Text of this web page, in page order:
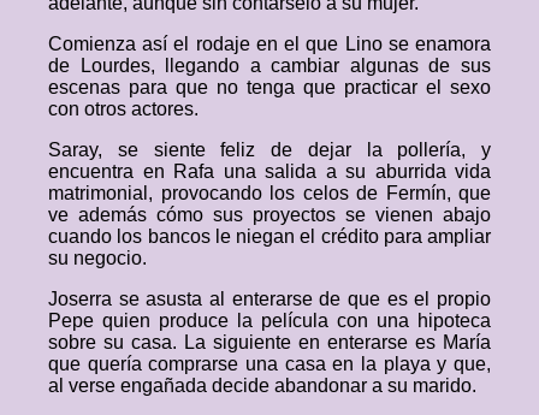
Comienza así el rodaje en el que Lino se enamora
de Lourdes, llegando a cambiar algunas de sus
escenas para que no tenga que practicar el sexo
con otros actores.
Saray, se siente feliz de dejar la pollería, y
encuentra en Rafa una salida a su aburrida vida
matrimonial, provocando los celos de Fermín, que
ve además cómo sus proyectos se vienen abajo
cuando los bancos le niegan el crédito para ampliar
su negocio.
Joserra se asusta al enterarse de que es el propio
Pepe quien produce la película con una hipoteca
sobre su casa. La siguiente en enterarse es María
que quería comprarse una casa en la playa y que,
al verse engañada decide abandonar a su marido.